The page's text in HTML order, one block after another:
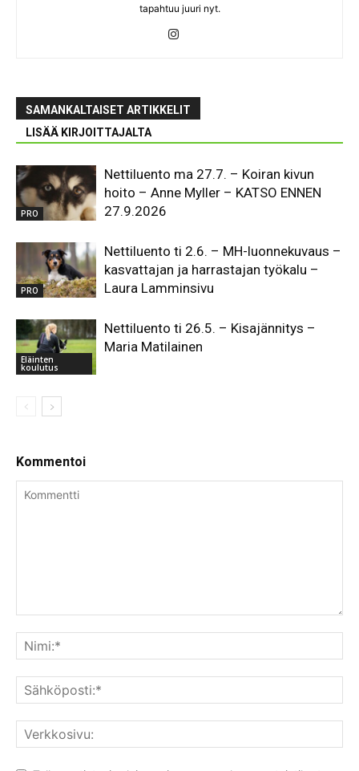
tapahtuu juuri nyt.
SAMANKALTAISET ARTIKKELIT
LISÄÄ KIRJOITTAJALTA
PRO
Nettiluento ma 27.7. – Koiran kivun
hoito – Anne Myller – KATSO ENNEN
27.9.2026
PRO
Nettiluento ti 2.6. – MH-luonnekuvaus –
kasvattajan ja harrastajan työkalu –
Laura Lamminsivu
Eläinten
koulutus
Nettiluento ti 26.5. – Kisajännitys –
Maria Matilainen
Kommentoi